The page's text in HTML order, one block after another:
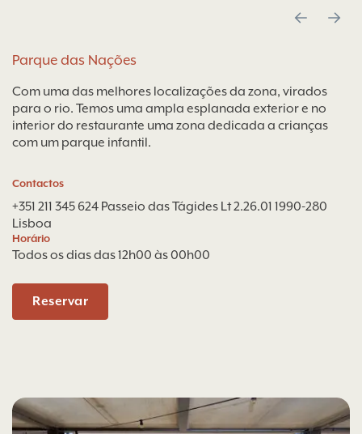
Parque das Nações
Com uma das melhores localizações da zona, virados
para o rio. Temos uma ampla esplanada exterior e no
interior do restaurante uma zona dedicada a crianças
com um parque infantil.
Contactos
+351 211 345 624 Passeio das Tágides Lt 2.26.01 1990-280
Lisboa
Horário
Todos os dias das 12h00 às 00h00
Reservar